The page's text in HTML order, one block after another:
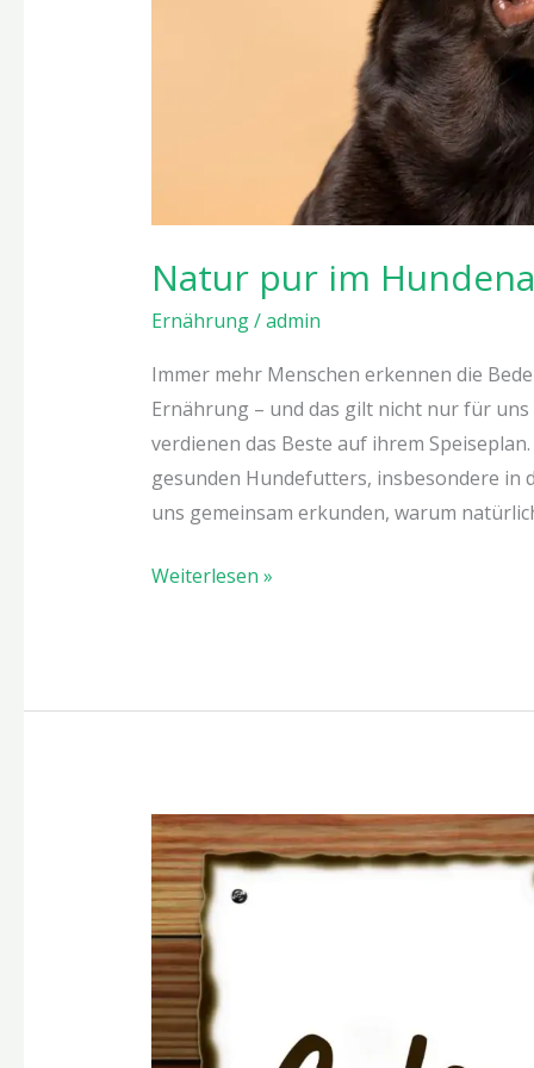
Natur pur im
Ernährung/admin
Immer mehr Menschen erkennen die
Ernährung – und das gilt nicht nur für
verdienen das Beste auf ihrem
gesunden Hundefutters, insbesondere in
uns gemeinsam erkunden, warum
Weiterlesen »
Von
Fast
Food
zu
Slow
Food:
Ein